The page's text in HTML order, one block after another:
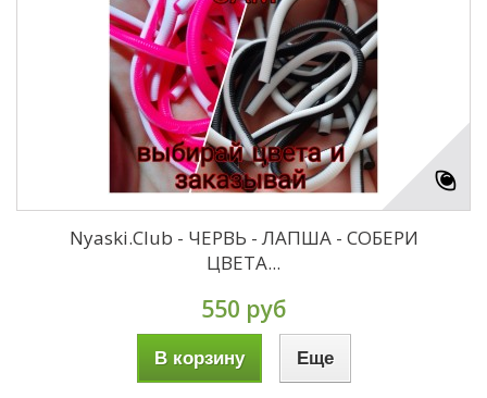
Nyaski.Club - ЧЕРВЬ - ЛАПША - СОБЕРИ
ЦВЕТА...
550 руб
В корзину Еще